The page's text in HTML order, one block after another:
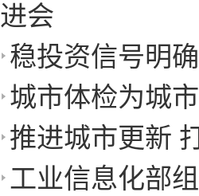
进会
稳投资信号明
城市体检为城
推进城市更新
工业信息化部